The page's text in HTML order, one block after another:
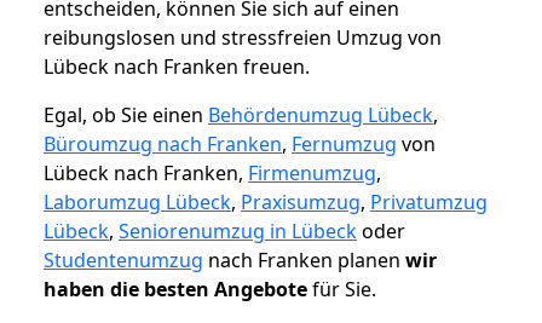
entscheiden, können Sie sich auf einen
reibungslosen und stressfreien Umzug von
Lübeck nach Franken freuen.
Egal, ob Sie einen Behördenumzug Lübeck,
Büroumzug nach Franken, Fernumzug von
Lübeck nach Franken, Firmenumzug,
Laborumzug Lübeck, Praxisumzug, Privatumzug
Lübeck, Seniorenumzug in Lübeckoder
Studentenumzug nach Franken planen wir
haben die besten Angebotefür Sie.